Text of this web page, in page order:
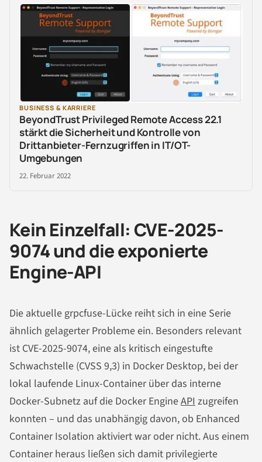
BUSINESS & KARRIERE
BeyondTrust Privileged Remote Access 22.1
stärkt die Sicherheit und Kontrolle von
Drittanbieter-Fernzugriffen in IT/OT-
Umgebungen
22. Februar 2022
Kein Einzelfall: CVE-2025-
9074 und die exponierte
Engine-API
Die aktuelle grpcfuse-Lücke reiht sich in eine Serie
ähnlich gelagerter Probleme ein. Besonders relevant
ist CVE-2025-9074, eine als kritisch eingestufte
Schwachstelle (CVSS 9,3) in Docker Desktop, bei der
lokal laufende Linux-Container über das interne
Docker-Subnetz auf die Docker EngineAPI zugreifen
konnten – und das unabhängig davon, ob Enhanced
Container Isolation aktiviert war oder nicht. Aus einem
Container heraus ließen sich damit privilegierte